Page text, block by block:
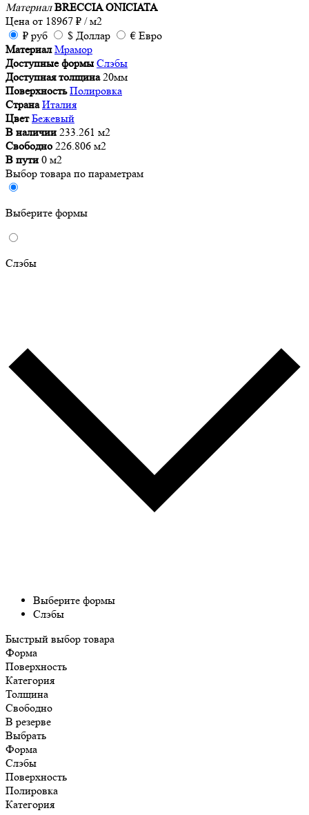
Материал BRECCIA ONICIATA
Цена от 18967 ₽ / м2
₽ руб $ Доллар € Евро
Материал Мрамор
Доступные формы Слэбы
Доступная толщина 20мм
Поверхность Полировка
Страна Италия
Цвет Бежевый
В наличии 233.261 м2
Свободно 226.806 м2
В пути 0 м2
Выбор товара по параметрам
Выберите формы
Слэбы
Выберите формы
Слэбы
Быстрый выбор товара
Форма
Поверхность
Категория
Толщина
Свободно
В резерве
Выбрать
Форма
Слэбы
Поверхность
Полировка
Категория